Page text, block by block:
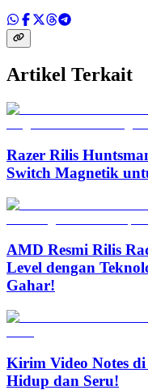
Artikel Terkait
Razer Rilis
Switch Magnetik
AMD Resmi Rilis
Level dengan
Gahar!
Kirim Video Notes
Hidup dan Seru!